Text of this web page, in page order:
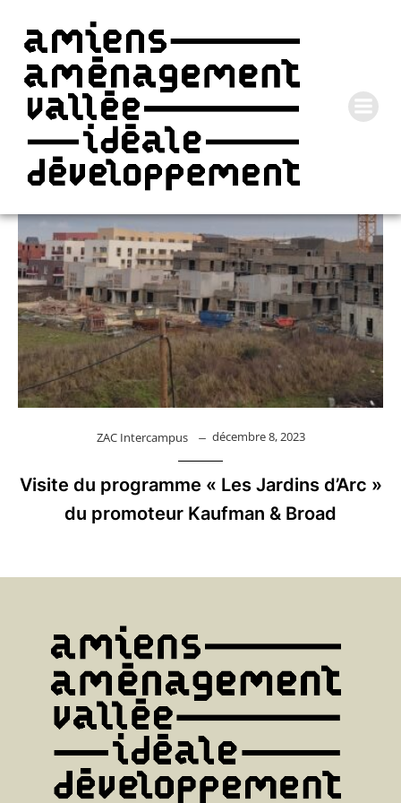
ZAC Intercampus décembre 8, 2023
Visite du programme « Les Jardins d’Arc »
du promoteur Kaufman & Broad